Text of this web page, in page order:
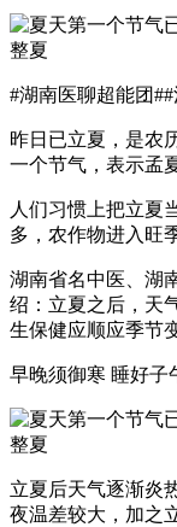
#湖南医聊超能团
昨日已立夏，是农
一个节气，表示孟
人们习惯上把立夏
多，农作物进入旺
湖南省名中医、湖
绍：立夏之后，天
生保健应顺应季节
早晚须御寒 睡好子
立夏后天气逐渐炎
夜温差较大，加之